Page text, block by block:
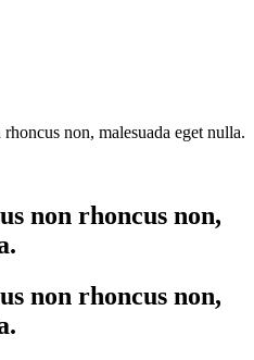
non, malesuada eget nulla.
non rhoncus non,
non rhoncus non,